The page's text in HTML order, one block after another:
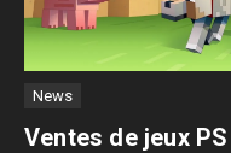
News
Ventes de jeux